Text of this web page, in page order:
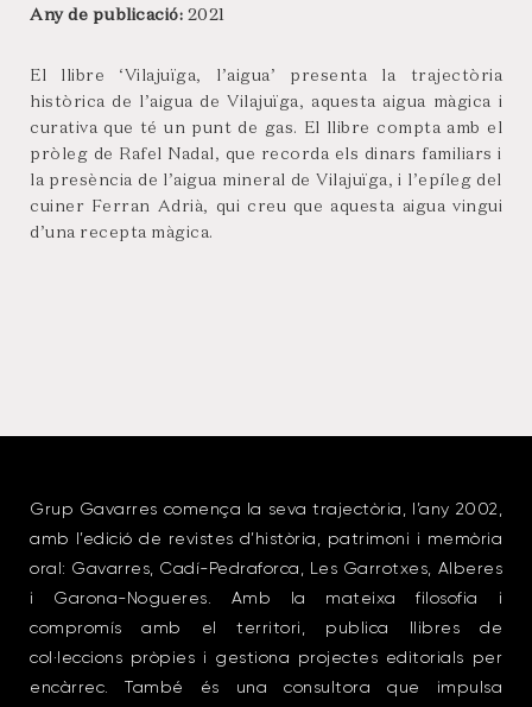
Any de publicació: 2021
El llibre ‘Vilajuïga, l’aigua’ presenta la trajectòria
històrica de l’aigua de Vilajuïga, aquesta aigua màgica i
curativa que té un punt de gas. El llibre compta amb el
pròleg de Rafel Nadal, que recorda els dinars familiars i
la presència de l’aigua mineral de Vilajuïga, i l’epíleg del
cuiner Ferran Adrià, qui creu que aquesta aigua vingui
d’una recepta màgica.
Grup Gavarres comença la seva trajectòria, l’any 2002,
amb l’edició de revistes d’història, patrimoni i memòria
oral: Gavarres, Cadí-Pedraforca, Les Garrotxes, Alberes
i Garona-Nogueres. Amb la mateixa filosofia i
compromís amb el territori, publica llibres de
col·leccions pròpies i gestiona projectes editorials per
encàrrec. També és una consultora que impulsa